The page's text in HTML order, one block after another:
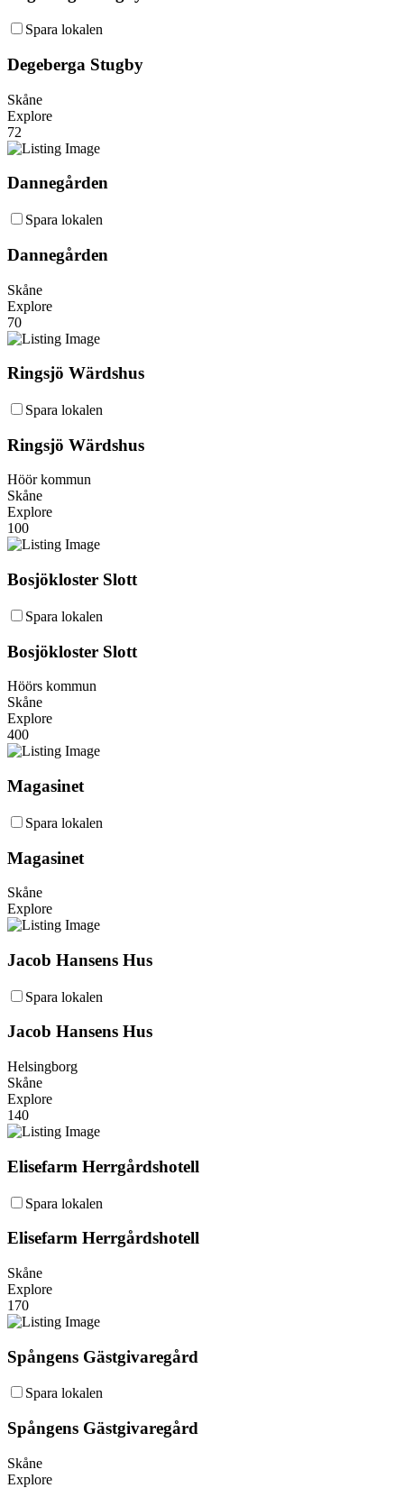
Spara lokalen
Degeberga Stugby
Skåne
Explore
72
Dannegården
Spara lokalen
Dannegården
Skåne
Explore
70
Ringsjö Wärdshus
Spara lokalen
Ringsjö Wärdshus
Höör kommun
Skåne
Explore
100
Bosjökloster Slott
Spara lokalen
Bosjökloster Slott
Höörs kommun
Skåne
Explore
400
Magasinet
Spara lokalen
Magasinet
Skåne
Explore
Jacob Hansens Hus
Spara lokalen
Jacob Hansens Hus
Helsingborg
Skåne
Explore
140
Elisefarm Herrgårdshotell
Spara lokalen
Elisefarm Herrgårdshotell
Skåne
Explore
170
Spångens Gästgivaregård
Spara lokalen
Spångens Gästgivaregård
Skåne
Explore